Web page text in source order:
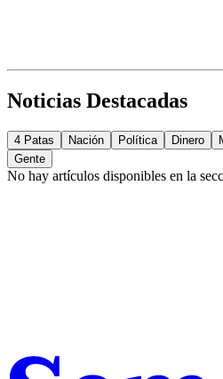
Noticias Destacadas
4 Patas Nación Política Dinero
Gente
No hay artículos disponibles en la